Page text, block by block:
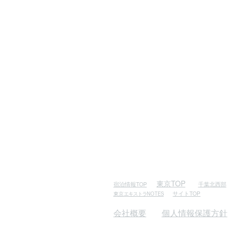
宿泊情報TOP 東京TOP 千葉北西部
東京 エキストラNOTES サイトTOP
会社概要 個人情報保護方針